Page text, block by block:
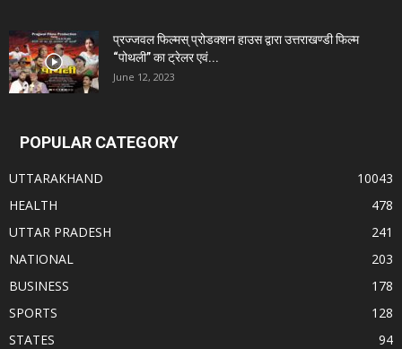
प्रज्जवल फिल्मस् प्रोडक्शन हाउस द्वारा उत्तराखण्डी फिल्म
“पोथली” का ट्रेलर एवं...
June 12, 2023
POPULAR CATEGORY
UTTARAKHAND
10043
HEALTH
478
UTTAR PRADESH
241
NATIONAL
203
BUSINESS
178
SPORTS
128
STATES
94